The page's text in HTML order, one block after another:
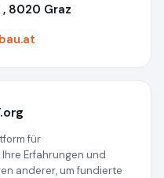
8020 Graz
für
Erfahrungen und
anderer, um fundierte